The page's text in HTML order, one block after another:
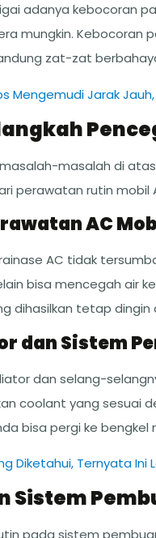
adanya kebocoran
mungkin.
zat-zat
Mengemudi Jarak
masalah di
perawatan rutin mobil
AC
AC tidak
bisa mencegah air
dihasilkan tetap dingin
dan Sistem
dan selang-
coolant yang sesuai
bisa pergi ke bengkel
Diketahui, Ternyata Ini
Sistem